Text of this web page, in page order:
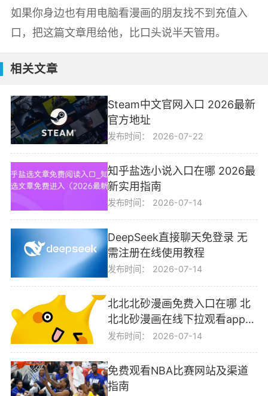
如果你身边也有用电脑看漫画的朋友找不到充值入
口，把这篇文章甩给他，比口头说半天管用。
相关文章
Steam中文官网入口 2026最新
官方地址
发布时间： 2026-07-22
知乎盐选小说入口在哪 2026最
新实用指南
发布时间： 2026-07-14
DeepSeek直接聊天免登录 无
需注册在线使用教程
发布时间： 2026-07-14
北北北砂漫画免费入口在哪 北
北北砂漫画在线下拉观看app地
址下载
发布时间： 2026-07-14
免费观看NBA比赛网站及渠道
指南